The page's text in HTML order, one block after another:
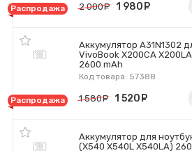
Распродажа 2 000 руб.
1 980
Аккумулятор A31N1302
VivoBook X200CA
2600 mAh
Код товара: 57388
Распродажа 1 580 руб.
1 520
Аккумулятор для
(X540 X540L X540LA)